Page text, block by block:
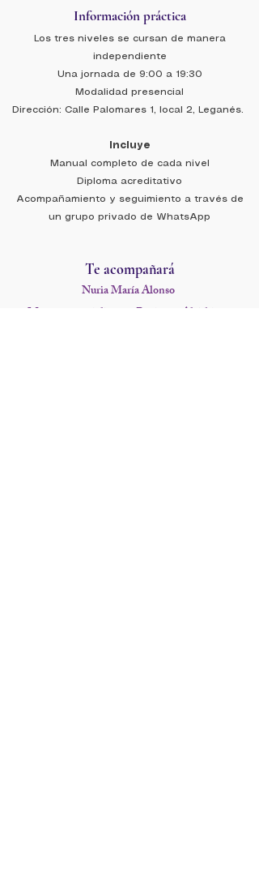
Información práctica
Los tres niveles se cursan de manera
independiente
Una jornada de 9:00 a 19:30
Modalidad presencial
Dirección: Calle Palomares 1, local 2, Leganés.
Incluye
Manual completo de cada nivel
Diploma acreditativo
Acompañamiento y seguimiento a través de
un grupo privado de WhatsApp
Te acompañará
Nuria María Alonso
Maestra especialista en Registros Akáshicos